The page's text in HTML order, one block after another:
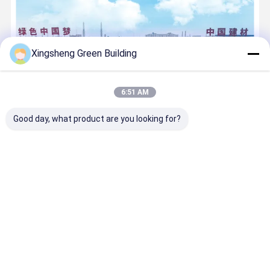
Xingsheng Green Building
6:51 AM
Good day, what product are you looking for?